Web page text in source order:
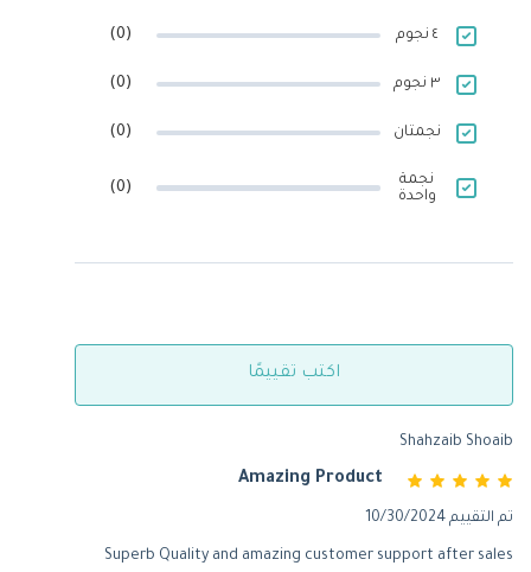
٤ نجوم (0)
٣ نجوم (0)
نجمتان (0)
نجمة
واحدة
(0)
اكتب تقييمًا
Shahzaib Shoaib
Amazing Product
تم التقييم 10/30/2024
Superb Quality and amazing customer support after sales